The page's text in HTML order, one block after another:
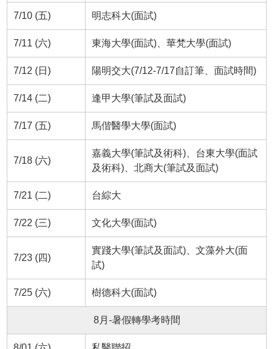
7/10 (五) 明志科大(面試)
7/11 (六) 東海大學(面試)、華梵大學(面試)
7/12 (日) 陽明交大(7/12-7/17自訂筆、面試時間)
7/14 (二) 逢甲大學(筆試及面試)
7/17 (五) 馬偕醫學大學(面試)
7/18 (六)
嘉義大學(筆試及術科)、台東大學(面試
及術科)、北商大(筆試及面試)
7/21 (二) 台綜大
7/22 (三) 文化大學(面試)
7/23 (四)
實踐大學(筆試及面試)、文藻外大(面
試)
7/25 (六) 樹德科大(面試)
8月-暑假轉學考時間